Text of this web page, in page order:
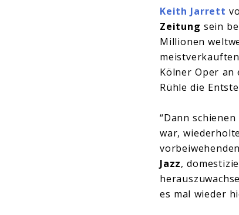
Keith Jarrett
Zeitung sein
Millionen
Kölner Oper an
Rühle die
“Dann
war,
Jazz,
es mal wieder